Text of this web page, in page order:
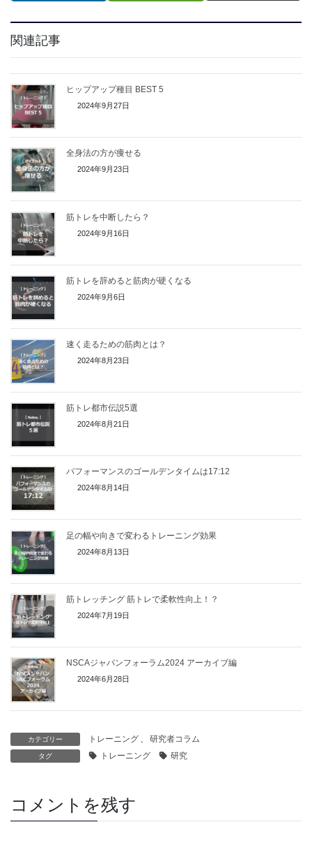
関連記事
ヒップアップ種目 BEST 5
2024年9月27日
全身法の方が痩せる
2024年9月23日
筋トレを中断したら？
2024年9月16日
筋トレを辞めると筋肉が硬くなる
2024年9月6日
速く走るための筋肉とは？
2024年8月23日
筋トレ都市伝説5選
2024年8月21日
パフォーマンスのゴールデンタイムは17:12
2024年8月14日
足の幅や向きで変わるトレーニング効果
2024年8月13日
筋トレッチング 筋トレで柔軟性向上！？
2024年7月19日
NSCAジャパンフォーラム2024 アーカイブ編
2024年6月28日
カテゴリー トレーニング 、 研究者コラム
タグ トレーニング 研究
コメントを残す